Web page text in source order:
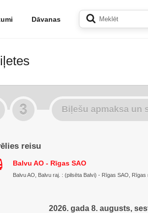
Dāvanas
Biļešu apmaksa un
reisu
Balvu AO - Rīgas SAO
Balvu AO, Balvu raj. : (pilsēta Balvi) - Rīgas SAO, Rīgas
2026. gada 8. augusts,